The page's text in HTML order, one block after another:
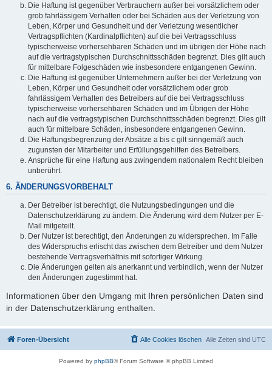
Die Haftung ist gegenüber Verbrauchern außer bei vorsätzlichem oder
grob fahrlässigem Verhalten oder bei Schäden aus der Verletzung von
Leben, Körper und Gesundheit und der Verletzung wesentlicher
Vertragspflichten (Kardinalpflichten) auf die bei Vertragsschluss
typischerweise vorhersehbaren Schäden und im übrigen der Höhe nach
auf die vertragstypischen Durchschnittsschäden begrenzt. Dies gilt auch
für mittelbare Folgeschäden wie insbesondere entgangenen Gewinn.
Die Haftung ist gegenüber Unternehmern außer bei der Verletzung von
Leben, Körper und Gesundheit oder vorsätzlichem oder grob
fahrlässigem Verhalten des Betreibers auf die bei Vertragsschluss
typischerweise vorhersehbaren Schäden und im Übrigen der Höhe
nach auf die vertragstypischen Durchschnittsschäden begrenzt. Dies gilt
auch für mittelbare Schäden, insbesondere entgangenen Gewinn.
Die Haftungsbegrenzung der Absätze a bis c gilt sinngemäß auch
zugunsten der Mitarbeiter und Erfüllungsgehilfen des Betreibers.
Ansprüche für eine Haftung aus zwingendem nationalem Recht bleiben
unberührt.
6. ÄNDERUNGSVORBEHALT
Der Betreiber ist berechtigt, die Nutzungsbedingungen und die
Datenschutzerklärung zu ändern. Die Änderung wird dem Nutzer per E-
Mail mitgeteilt.
Der Nutzer ist berechtigt, den Änderungen zu widersprechen. Im Falle
des Widerspruchs erlischt das zwischen dem Betreiber und dem Nutzer
bestehende Vertragsverhältnis mit sofortiger Wirkung.
Die Änderungen gelten als anerkannt und verbindlich, wenn der Nutzer
den Änderungen zugestimmt hat.
Informationen über den Umgang mit Ihren persönlichen Daten sind
in der Datenschutzerklärung enthalten.
Foren-Übersicht Alle Zeiten sind UTC
Alle Cookies löschen
Powered by phpBB® Forum Software © phpBB Limited